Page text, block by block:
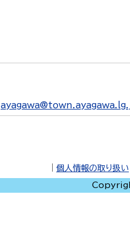
個人情報の取り扱い